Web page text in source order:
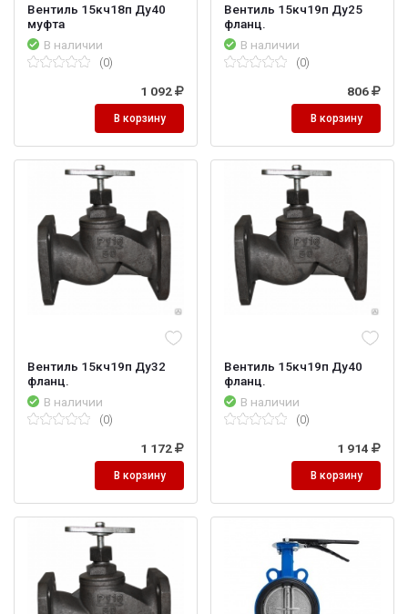
Вентиль 15кч18п Ду40
муфта
В наличии
(0)
1 092
В корзину
Вентиль 15кч19п Ду25
фланц.
В наличии
(0)
806
В корзину
Вентиль 15кч19п Ду32
фланц.
В наличии
(0)
1 172
В корзину
Вентиль 15кч19п Ду40
фланц.
В наличии
(0)
1 914
В корзину